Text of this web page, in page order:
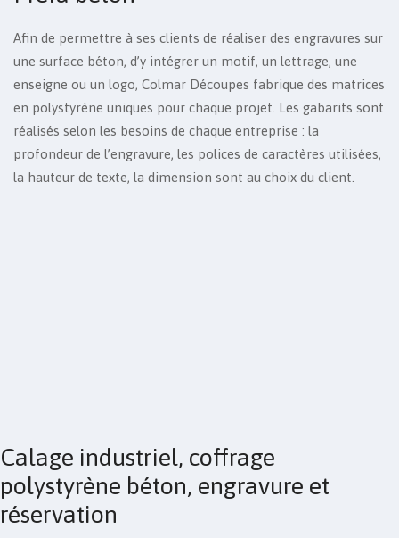
Afin de permettre à ses clients de réaliser des engravures sur
une surface béton, d’y intégrer un motif, un lettrage, une
enseigne ou un logo, Colmar Découpes fabrique des matrices
en polystyrène uniques pour chaque projet. Les gabarits sont
réalisés selon les besoins de chaque entreprise : la
profondeur de l’engravure, les polices de caractères utilisées,
la hauteur de texte, la dimension sont au choix du client.
Calage industriel, coffrage
polystyrène béton, engravure et
réservation